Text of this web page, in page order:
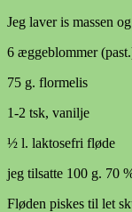
Jeg laver is massen
6 æggeblommer
75 g. flormelis
1-2 tsk, vanilje
½ l. laktosefri fløde
jeg tilsatte 100 g. 70
Fløden piskes til let